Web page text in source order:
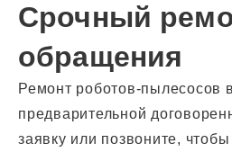
Срочный
обращения
Ремонт роботов-пылесосов
предварительной
заявку или позвоните, чтобы